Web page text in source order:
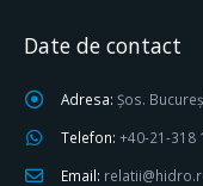
Date de contact
Adresa: Șos.
Telefon: +40-21-318
Email: